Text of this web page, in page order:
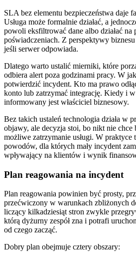
SLA bez elementu bezpieczeństwa daje
Usługa może formalnie działać, a
powoli eksfiltrować dane albo działać na
poświadczeniach. Z perspektywy
jeśli serwer odpowiada.
Dlatego warto ustalić mierniki, które
odbiera alert poza godzinami pracy. W
potwierdzić incydent. Kto ma prawo
konto lub zatrzymać integrację. Kiedy i
informowany jest właściciel biznesowy.
Bez takich ustaleń technologia działa w
objawy, ale decyzja stoi, bo nikt nie chce
możliwe zatrzymanie usługi. W praktyce
powodów, dla których mały incydent
wpływający na klientów i wynik
Plan reagowania na incydent
Plan reagowania powinien być prosty,
przećwiczony w warunkach zbliżonych
liczący kilkadziesiąt stron zwykle
którą dyżurny zespół zna i potrafi
od czego zacząć.
Dobry plan obejmuje cztery obszary: